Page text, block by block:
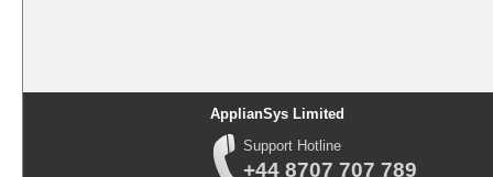
ApplianSys Limited
Support Hotline
+44 8707 707 789